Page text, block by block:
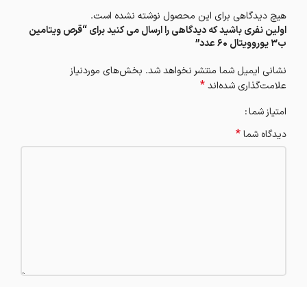
هیچ دیدگاهی برای این محصول نوشته نشده است.
اولین نفری باشید که دیدگاهی را ارسال می کنید برای “قرص ویتامین
ب3 یوروویتال 60 عدد”
نشانی ایمیل شما منتشر نخواهد شد. بخش‌های موردنیاز
علامت‌گذاری شده‌اند*
امتیاز شما
دیدگاه شما*